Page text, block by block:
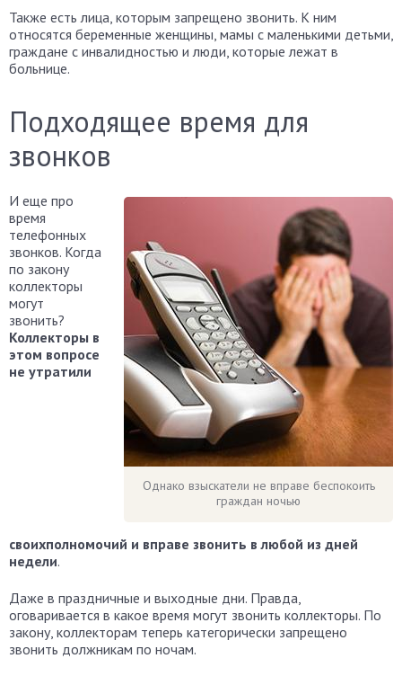
Также есть лица, которым запрещено звонить. К ним
относятся беременные женщины, мамы с маленькими детьми,
граждане с инвалидностью и люди, которые лежат в
больнице.
Подходящее время для
звонков
Однако взыскатели не вправе беспокоить
граждан ночью
И еще про
время
телефонных
звонков. Когда
по закону
коллекторы
могут
звонить?
Коллекторы в
этом вопросе
не утратили
своихполномочий и вправе звонить в любой из дней
недели.
Даже в праздничные и выходные дни. Правда,
оговаривается в какое время могут звонить коллекторы. По
закону, коллекторам теперь категорически запрещено
звонить должникам по ночам.